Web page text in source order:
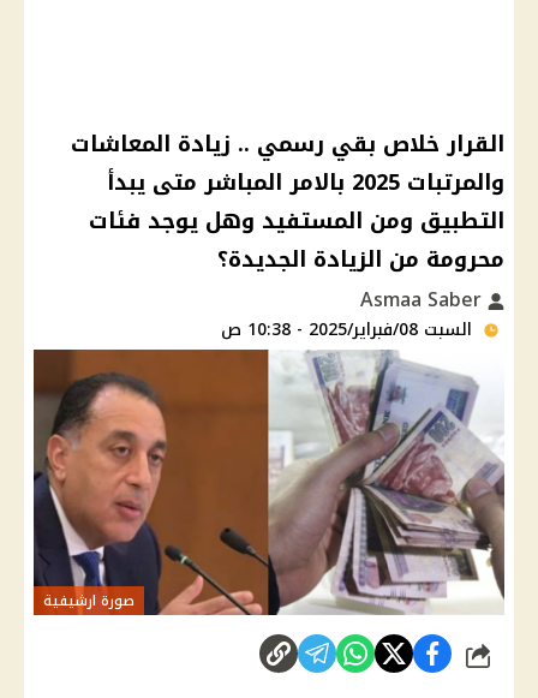
القرار خلاص بقي رسمي .. زيادة المعاشات
والمرتبات 2025 بالامر المباشر متى يبدأ
التطبيق ومن المستفيد وهل يوجد فئات
محرومة من الزيادة الجديدة؟
السبت 08/فبراير/2025 - 10:38 ص
صورة ارشيفية
شارك